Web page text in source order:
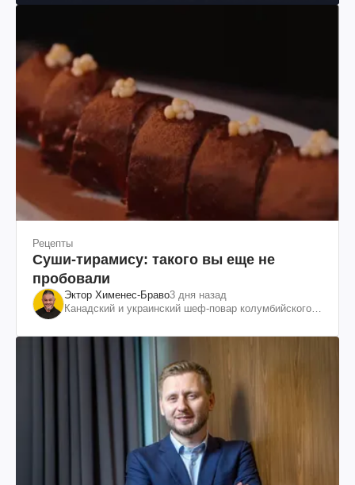
Рецепты
Суши-тирамису: такого вы еще не
пробовали
Эктор Хименес-Браво3 дня назад
Канадский и украинский шеф-повар колумбийского